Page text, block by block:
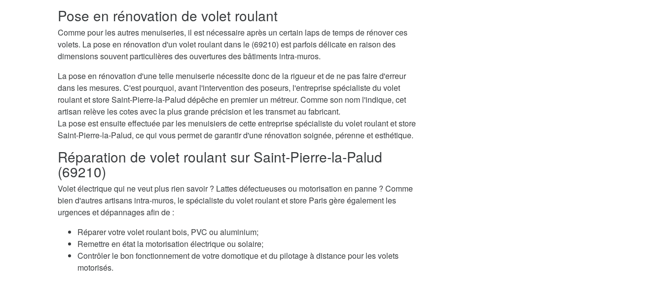
Pose en rénovation de volet roulant
Comme pour les autres menuiseries, il est nécessaire après un certain laps de temps de rénover ces
volets. La pose en rénovation d'un volet roulant dans le (69210) est parfois délicate en raison des
dimensions souvent particulières des ouvertures des bâtiments intra-muros.
La pose en rénovation d'une telle menuiserie nécessite donc de la rigueur et de ne pas faire d'erreur
dans les mesures. C'est pourquoi, avant l'intervention des poseurs, l'entreprise spécialiste du volet
roulant et store Saint-Pierre-la-Palud dépêche en premier un métreur. Comme son nom l'indique, cet
artisan relève les cotes avec la plus grande précision et les transmet au fabricant.
La pose est ensuite effectuée par les menuisiers de cette entreprise spécialiste du volet roulant et store
Saint-Pierre-la-Palud, ce qui vous permet de garantir d'une rénovation soignée, pérenne et esthétique.
Réparation de volet roulant sur Saint-Pierre-la-Palud
(69210)
Volet électrique qui ne veut plus rien savoir ? Lattes défectueuses ou motorisation en panne ? Comme
bien d'autres artisans intra-muros, le spécialiste du volet roulant et store Paris gère également les
urgences et dépannages afin de :
Réparer votre volet roulant bois, PVC ou aluminium;
Remettre en état la motorisation électrique ou solaire;
Contrôler le bon fonctionnement de votre domotique et du pilotage à distance pour les volets
motorisés.